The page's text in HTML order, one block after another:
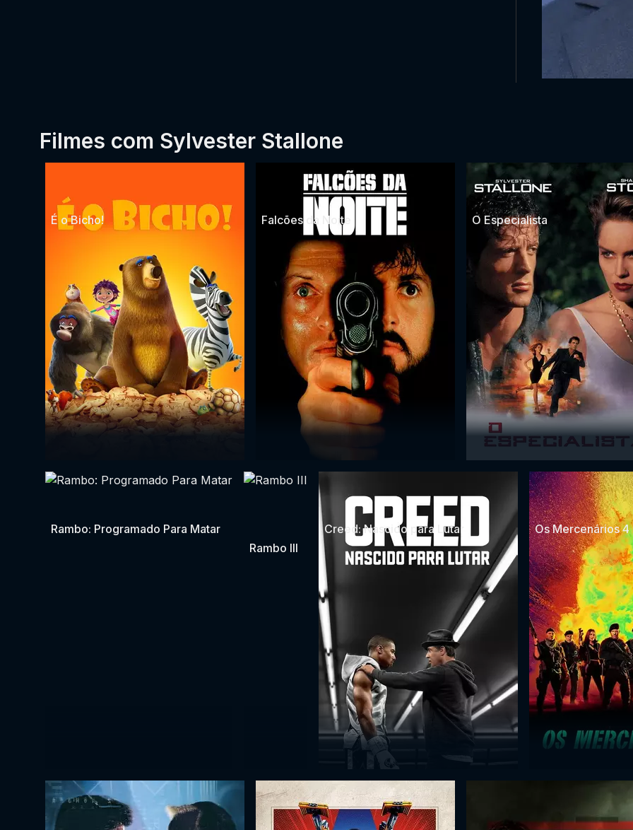
Filmes com Sylvester Stallone
É o Bicho! Falcões da Noite O Especialista
Rambo: Programado Para Matar
Rambo III
Creed: Nascido para Lutar Os Mercenários 4